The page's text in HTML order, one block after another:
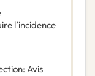
l’incidence
: Avis